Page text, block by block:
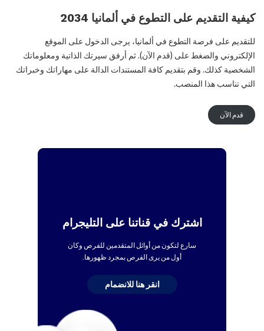
كيفية التقديم على التطوع في ألمانيا 2034
للتقديم على فرصة التطوع في ألمانيا، يرجى الدخول على الموقع
الإلكتروني والضغط على (قدم الآن). ثم أرفق سيرتك الذاتية ومعلوماتك
الشخصية كذلك. وقم بتقديم كافة المستندات الدالة على مهاراتك وخبراتك
التي تناسب هذا المنصب.
قدم الآن
اشترك في قناتنا على التليجرام
سارع لتكون من أوائل المتقدمين للفرص وكان
أول من يرى الفرص بمجرد ظهورها.
انقر هنا للانضمام